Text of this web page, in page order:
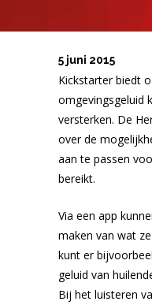
5 juni 2015
Kickstarter biedt
omgevingsgeluid
versterken. De
over de
aan te passen
bereikt.
Via een app
maken van wat
kunt er
geluid van
Bij het luisteren